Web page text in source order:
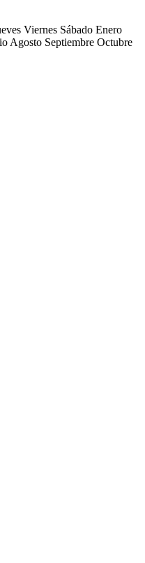
Viernes Sábado Enero
Agosto Septiembre Octubre